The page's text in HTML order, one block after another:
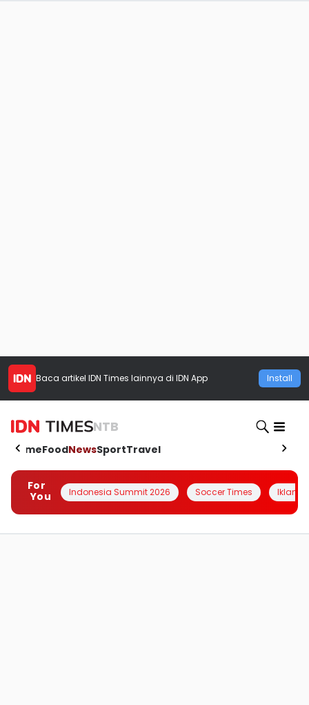
Baca artikel IDN Times lainnya di IDN App Install
NTB
HomeFoodNewsSportTravel
For
You
Indonesia Summit 2026 Soccer Times Iklanin